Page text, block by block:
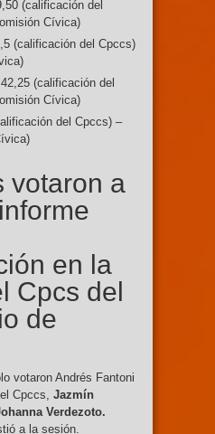
(calificación del
Cívica)
(calificación del Cpccs)
(calificación del
Cívica)
del Cpccs) –
votaron a
en la
Cpcs del
de
votaron Andrés Fantoni
Cpccs, Jazmín
Verdezoto.
a la sesión.